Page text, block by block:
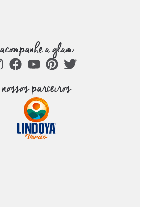
acompanhe a glam
nossos parceiros